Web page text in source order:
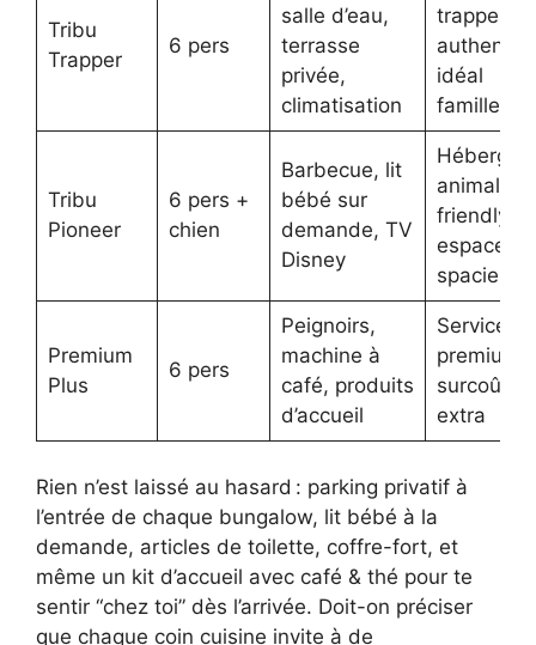
Tribu
Trapper
6 pers
salle d’eau,
terrasse
privée,
climatisation
trappeur
idéal
familles/
Tribu
Pioneer
6 pers +
chien
Barbecue, lit
bébé sur
demande, TV
Disney
animal-
friendly,
espace
spacieux
Premium
Plus
6 pers
Peignoirs,
machine à
café, produits
d’accueil
Services
premium
surcoût
extra
Rien n’est laissé au hasard : parking privatif à
l’entrée de chaque bungalow, lit bébé à la
demande, articles de toilette, coffre-fort, et
même un kit d’accueil avec café & thé pour te
sentir “chez toi” dès l’arrivée. Doit-on préciser
que chaque coin cuisine invite à de